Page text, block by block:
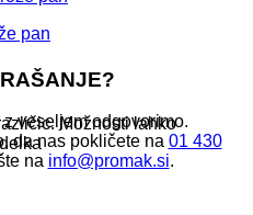
pan
Možnosti lahko
veseljem odgovorimo.
da nas pokličete na 01 430
na info@promak.si.